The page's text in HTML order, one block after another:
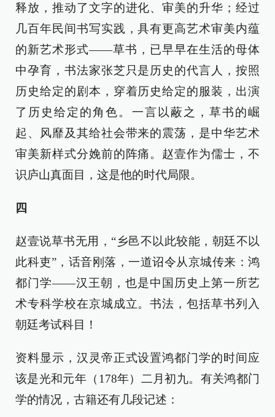
释放，推动了文字的进化、审美的升华；经过
几百年民间书写实践，具有更高艺术审美内蕴
的新艺术形式——草书，已早早在生活的母体
中孕育，书法家张芝只是历史的代言人，按照
历史给定的剧本，穿着历史给定的服装，出演
了历史给定的角色。一言以蔽之，草书的崛
起、风靡及其给社会带来的震荡，是中华艺术
审美新样式分娩前的阵痛。赵壹作为儒士，不
识庐山真面目，这是他的时代局限。
四
赵壹说草书无用，“乡邑不以此较能，朝廷不以
此科吏”，话音刚落，一道诏令从京城传来：鸿
都门学——汉王朝，也是中国历史上第一所艺
术专科学校在京城成立。书法，包括草书列入
朝廷考试科目！
资料显示，汉灵帝正式设置鸿都门学的时间应
该是光和元年（178年）二月初九。有关鸿都门
学的情况，古籍还有几段记述：